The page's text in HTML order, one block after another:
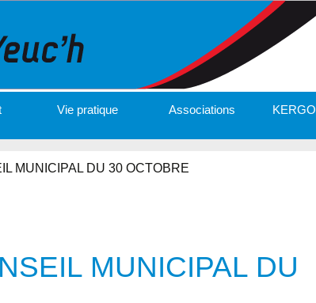
Vie pratique Associations KERGO
MUNICIPAL DU 30 OCTOBRE
MUNICIPAL DU